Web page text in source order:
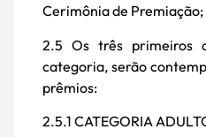
Cerimônia de Premiação;
2.5 Os três primeiros
categoria, serão
prêmios:
2.5.1 CATEGORIA